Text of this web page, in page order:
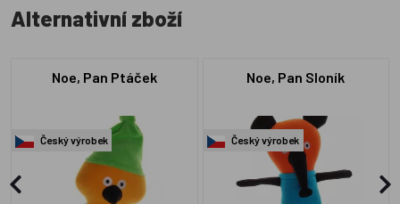
Alternativní zboží
Noe, Pan Ptáček
Český výrobek
Noe, Pan Sloník
Český výrobek